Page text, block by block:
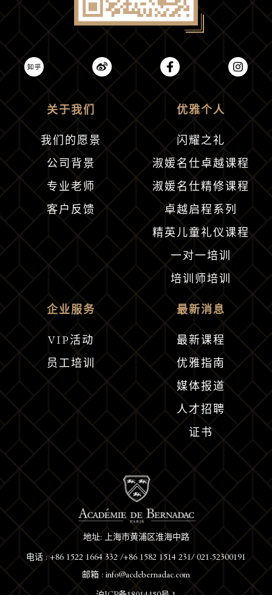
关于我们
我们的愿景
公司背景
专业老师
客户反馈
优雅个人
闪耀之礼
淑媛名仕卓越课程
淑媛名仕精修课程
卓越启程系列
精英儿童礼仪课程
一对一培训
培训师培训
地址: 上海市黄浦区淮海中路
电话 : +86 1522 1664 332 /+86 1582 1514 231/ 021-52300191
邮箱 : info@acdebernadac.com
企业服务
VIP活动
员工培训
最新消息
最新课程
优雅指南
媒体报道
人才招聘
证书